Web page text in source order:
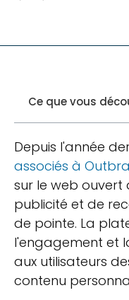
Ce que vous
Depuis l'année
associés à
sur le web ouvert
publicité et de
de pointe. La
l'engagement et
aux utilisateurs
contenu